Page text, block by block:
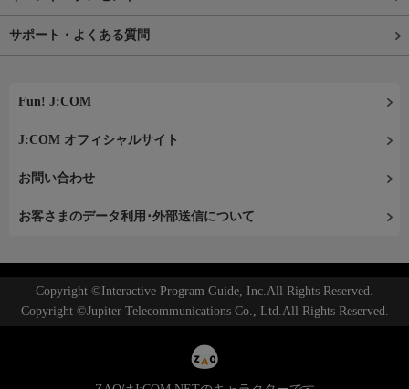
サポート・よくある質問
Fun! J:COM
J:COM オフィシャルサイト
お問い合わせ
お客さまのデータ利用･外部送信について
Copyright ©Interactive Program Guide, Inc.All Rights Reserved.
Copyright ©Jupiter Telecommunications Co., Ltd.All Rights Reserved.